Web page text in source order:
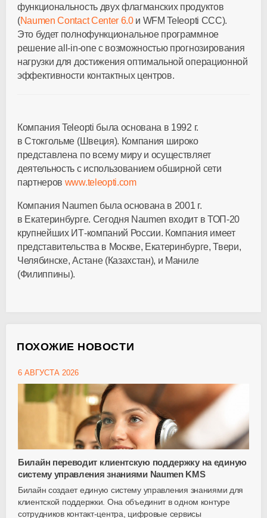
функциональность двух флагманских продуктов
(Naumen Contact Center 6.0и WFM Teleopti CCC).
Это будет полнофункциональное программное
решение all-in-one с возможностью прогнозирования
нагрузки для достижения оптимальной операционной
эффективности контактных центров.
Компания Teleopti была основана в 1992 г.
в Стокгольме (Швеция). Компания широко
представлена по всему миру и осуществляет
деятельность с использованием обширной сети
партнеров www.teleopti.com
Компания Naumen была основана в 2001 г.
в Екатеринбурге. Сегодня Naumen входит в ТОП-20
крупнейших ИТ-компаний России. Компания имеет
представительства в Москве, Екатеринбурге, Твери,
Челябинске, Астане (Казахстан), и Маниле
(Филиппины).
ПОХОЖИЕ НОВОСТИ
6 АВГУСТА 2026
Билайн переводит клиентскую поддержку на единую
систему управления знаниями Naumen KMS
Билайн создает единую систему управления знаниями для
клиентской поддержки. Она объединит в одном контуре
сотрудников контакт-центра , цифровые сервисы